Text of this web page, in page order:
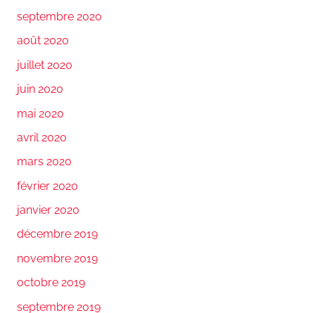
septembre 2020
août 2020
juillet 2020
juin 2020
mai 2020
avril 2020
mars 2020
février 2020
janvier 2020
décembre 2019
novembre 2019
octobre 2019
septembre 2019